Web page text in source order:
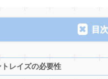
目次
トレイズの必要性